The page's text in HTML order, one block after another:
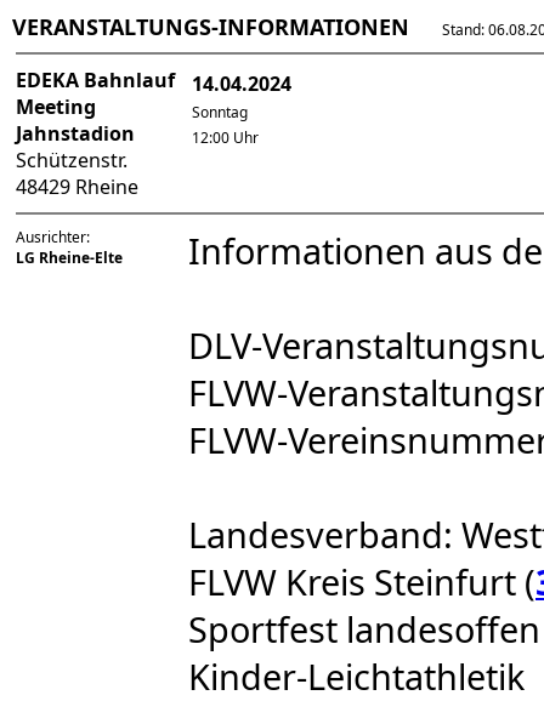
VERANSTALTUNGS-INFORMATIONEN Stand:
EDEKA Bahnlauf
Meeting
Jahnstadion
Schützenstr.
48429 Rheine
14.04.2024
Sonntag
12:00 Uhr
Ausrichter:
LG Rheine-Elte
Informationen aus
DLV-
FLVW-
FLVW-
Landesverband:
FLVW Kreis Steinfurt (
Sportfest
Kinder-Leichtathletik